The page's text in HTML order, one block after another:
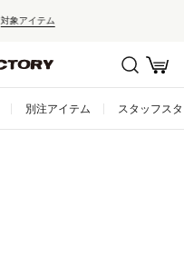
ポイント還元！
別注アイテム スタッフス